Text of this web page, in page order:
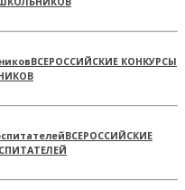
ВСЕРОССИЙСКИЕ КОНКУРСЫ
ВСЕРОССИЙСКИЕ